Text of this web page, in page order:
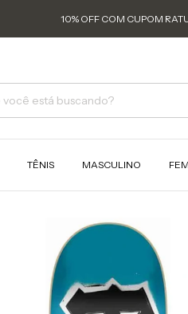
10% OFF COM CUPOM
TÊNIS MASCULINO